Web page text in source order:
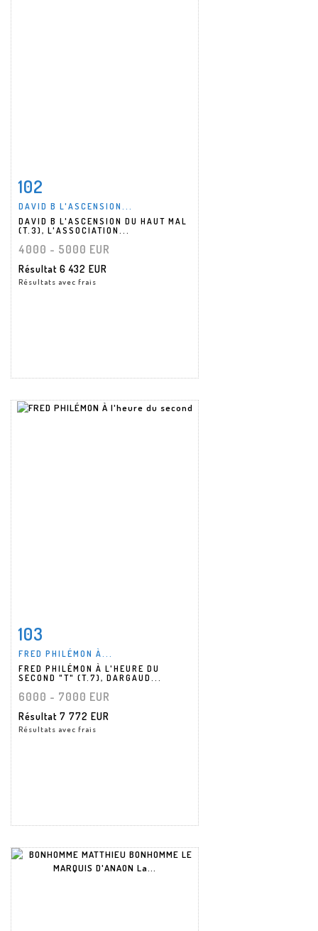
Fiche détaillée
102
DAVID B L'ASCENSION...
DAVID B L'ASCENSION DU HAUT MAL
(T.3), L'ASSOCIATION...
4000 - 5000 EUR
Résultat 6 432 EUR
Résultats avec frais
Fiche détaillée
103
FRED PHILÉMON À...
FRED PHILÉMON À L'HEURE DU
SECOND "T" (T.7), DARGAUD...
6000 - 7000 EUR
Résultat 7 772 EUR
Résultats avec frais